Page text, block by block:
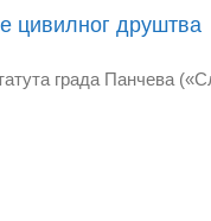
цивилног друштва
града Панчева